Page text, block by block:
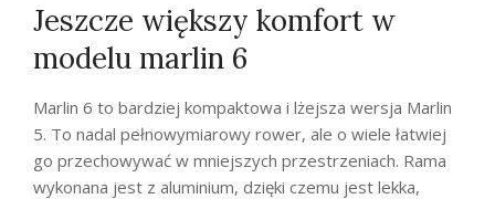
Jeszcze większy komfort w
modelu marlin 6
Marlin 6 to bardziej kompaktowa i lżejsza wersja Marlin
5. To nadal pełnowymiarowy rower, ale o wiele łatwiej
go przechowywać w mniejszych przestrzeniach. Rama
wykonana jest z aluminium, dzięki czemu jest lekka,